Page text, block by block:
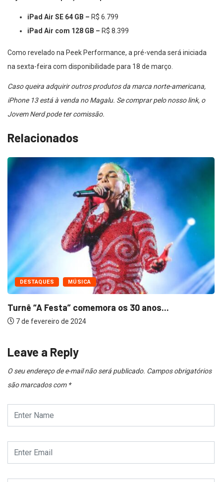
iPad Air SE 64 GB – R$ 6.799
iPad Air com 128 GB – R$ 8.399
Como revelado na Peek Performance, a pré-venda será iniciada
na sexta-feira com disponibilidade para 18 de março.
Caso queira adquirir outros produtos da marca norte-americana,
iPhone 13 está à venda no Magalu. Se comprar pelo nosso link, o
Jovem Nerd pode ter comissão.
Relacionados
DESTAQUES MÚSICA
Turnê “A Festa” comemora os 30 anos...
7 de fevereiro de 2024
Leave a Reply
O seu endereço de e-mail não será publicado. Campos obrigatórios
são marcados com *